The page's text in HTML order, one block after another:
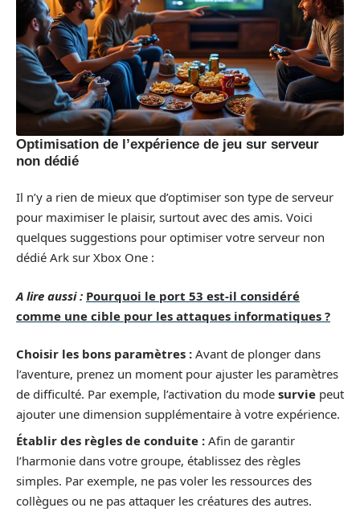
Optimisation de l’expérience de jeu sur serveur
non dédié
Il n’y a rien de mieux que d’optimiser son type de serveur
pour maximiser le plaisir, surtout avec des amis. Voici
quelques suggestions pour optimiser votre serveur non
dédié Ark sur Xbox One :
A lire aussi : Pourquoi le port 53 est-il considéré
comme une cible pour les attaques informatiques ?
Choisir les bons paramètres : Avant de plonger dans
l’aventure, prenez un moment pour ajuster les paramètres
de difficulté. Par exemple, l’activation du mode survie peut
ajouter une dimension supplémentaire à votre expérience.
Établir des règles de conduite : Afin de garantir
l’harmonie dans votre groupe, établissez des règles
simples. Par exemple, ne pas voler les ressources des
collègues ou ne pas attaquer les créatures des autres.